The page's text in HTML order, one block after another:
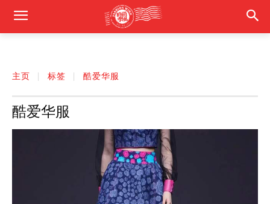
主页 标签 酷爱华服
酷爱华服